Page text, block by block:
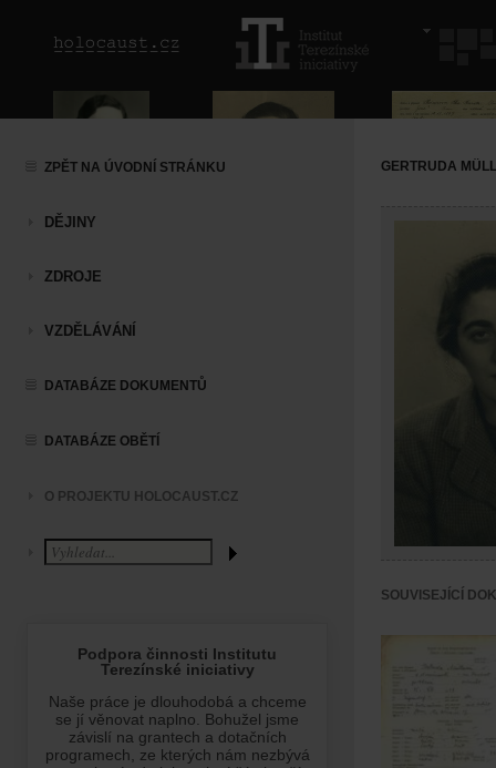
ZPĚT NA ÚVODNÍ STRÁNKU
DĚJINY
ZDROJE
VZDĚLÁVÁNÍ
DATABÁZE DOKUMENTŮ
DATABÁZE OBĚTÍ
O PROJEKTU HOLOCAUST.CZ
GERTRUDA
SOUVISEJÍCÍ